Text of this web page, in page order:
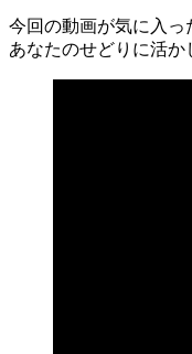
今回の動画が気に入っ
あなたのせどりに活か